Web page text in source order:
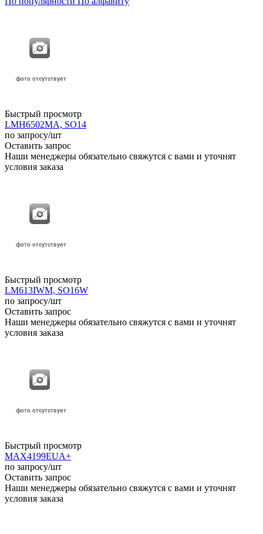
Быстрый просмотр
LMH6502MA, SO14
по запросу/шт
Оставить запрос
Наши менеджеры обязательно свяжутся с вами и уточнят
условия заказа
Быстрый просмотр
LM613IWM, SO16W
по запросу/шт
Оставить запрос
Наши менеджеры обязательно свяжутся с вами и уточнят
условия заказа
Быстрый просмотр
MAX4199EUA+
по запросу/шт
Оставить запрос
Наши менеджеры обязательно свяжутся с вами и уточнят
условия заказа